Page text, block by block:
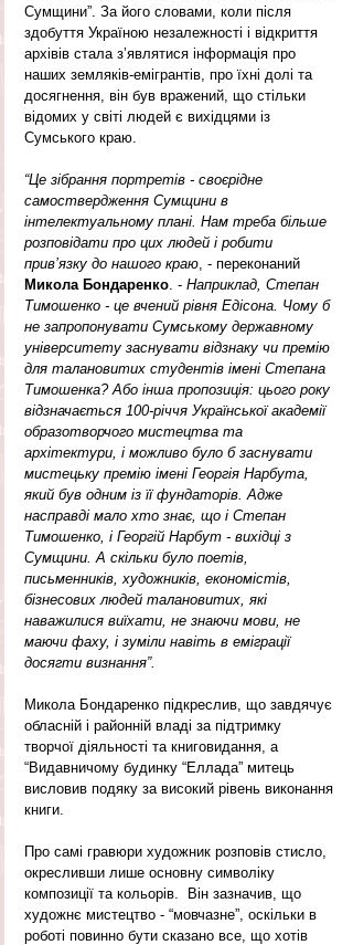
Сумщини”. За його словами, коли після
здобуття Україною незалежності і відкриття
архівів стала з’являтися інформація про
наших земляків-емігрантів, про їхні долі та
досягнення, він був вражений, що стільки
відомих у світі людей є вихідцями із
Сумського краю.
“Це зібрання портретів - своєрідне
самоствердження Сумщини в
інтелектуальному плані. Нам треба більше
розповідати про цих людей і робити
прив’язку до нашого краю , - переконаний
Микола Бондаренко . - Наприклад, Степан
Тимошенко - це вчений рівня Едісона. Чому б
не запропонувати Сумському державному
університету заснувати відзнаку чи премію
для талановитих студентів імені Степана
Тимошенка? Або інша пропозиція: цього року
відзначається 100-річчя Української академії
образотворчого мистецтва та
архітектури, і можливо було б заснувати
мистецьку премію імені Георгія Нарбута,
який був одним із її фундаторів. Адже
насправді мало хто знає, що і Степан
Тимошенко, і Георгій Нарбут - вихідці з
Сумщини. А скільки було поетів,
письменників, художників, економістів,
бізнесових людей талановитих, які
наважилися виїхати, не знаючи мови, не
маючи фаху, і зуміли навіть в еміграції
досягти визнання”.
Микола Бондаренко підкреслив, що завдячує
обласній і районній владі за підтримку
творчої діяльності та книговидання, а
“Видавничому будинку “Еллада” митець
висловив подяку за високий рівень виконання
книги.
Про самі гравюри художник розповів стисло,
окресливши лише основну символіку
композиції та кольорів.  Він зазначив, що
художнє мистецтво - “мовчазне”, оскільки в
роботі повинно бути сказано все, що хотів